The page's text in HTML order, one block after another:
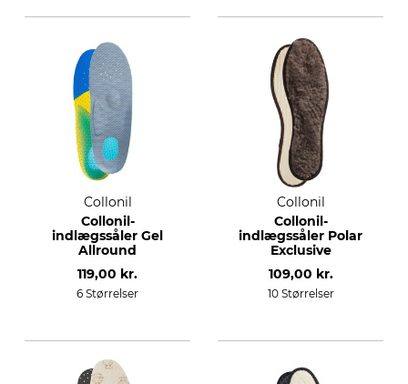
Collonil
Collonil-
indlægssåler Gel
Allround
119,00 kr.
6 Størrelser
Collonil
Collonil-
indlægssåler Polar
Exclusive
109,00 kr.
10 Størrelser